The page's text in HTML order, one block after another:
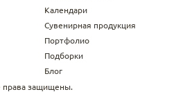
Календари
Сувенирная продукция
Портфолио
Подборки
Блог
права защищены.